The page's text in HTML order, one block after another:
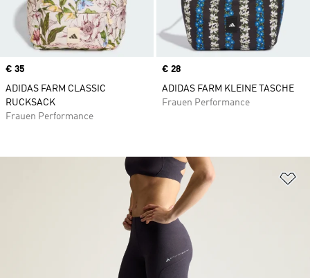
Price
€ 35
ADIDAS FARM CLASSIC
RUCKSACK
Frauen Performance
Price
€ 28
ADIDAS FARM KLEINE TASCHE
Frauen Performance